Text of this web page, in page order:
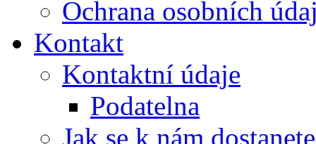
Ochrana osobních
Kontakt
Kontaktní údaje
Podatelna
Jak se k nám